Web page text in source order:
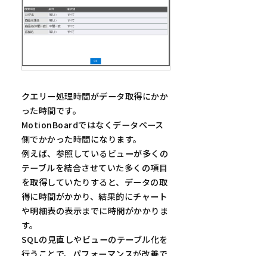
クエリー処理時間がデータ取得にかか
った時間です。
MotionBoardではなくデータベース
側でかかった時間になります。
例えば、参照しているビューが多くの
テーブルを結合させていた多くの項目
を取得していたりすると、データの取
得に時間がかかり、結果的にチャート
や明細表の表示までに時間がかかりま
す。
SQLの見直しやビューのテーブル化を
行うことで、パフォーマンスが改善で